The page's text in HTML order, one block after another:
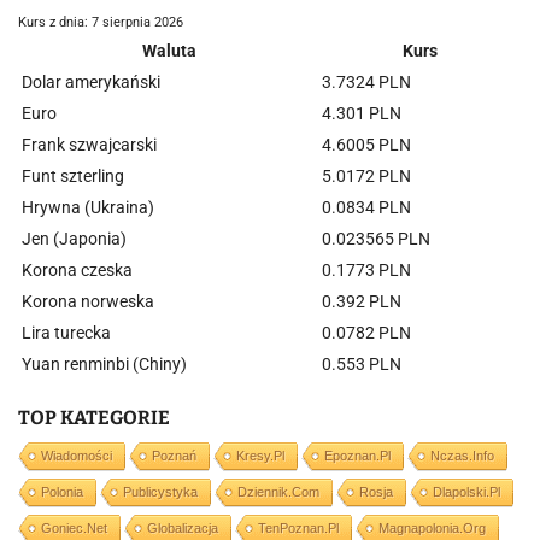
Kurs z dnia: 7 sierpnia 2026
Waluta
Kurs
Dolar amerykański
3.7324 PLN
Euro
4.301 PLN
Frank szwajcarski
4.6005 PLN
Funt szterling
5.0172 PLN
Hrywna (Ukraina)
0.0834 PLN
Jen (Japonia)
0.023565 PLN
Korona czeska
0.1773 PLN
Korona norweska
0.392 PLN
Lira turecka
0.0782 PLN
Yuan renminbi (Chiny)
0.553 PLN
TOP KATEGORIE
Wiadomości Poznań Kresy.pl Epoznan.pl Nczas.info
Polonia Publicystyka Dziennik.com Rosja Dlapolski.pl
Goniec.net Globalizacja TenPoznan.pl Magnapolonia.org